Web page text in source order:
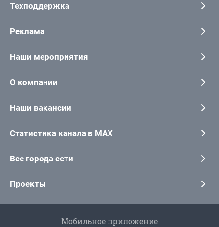
Техподдержка
Реклама
Наши мероприятия
О компании
Наши вакансии
Статистика канала в MAX
Все города сети
Проекты
Мобильное приложение